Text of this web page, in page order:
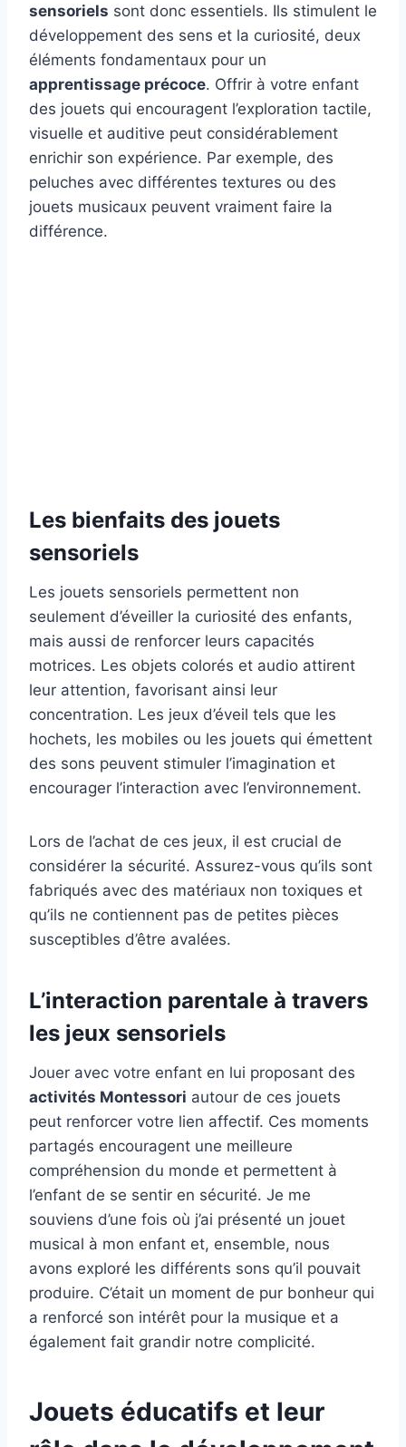
sensoriels sont donc essentiels. Ils stimulent le
développement des sens et la curiosité, deux
éléments fondamentaux pour un
apprentissage précoce. Offrir à votre enfant
des jouets qui encouragent l’exploration tactile,
visuelle et auditive peut considérablement
enrichir son expérience. Par exemple, des
peluches avec différentes textures ou des
jouets musicaux peuvent vraiment faire la
différence.
Les bienfaits des jouets
sensoriels
Les jouets sensoriels permettent non
seulement d’éveiller la curiosité des enfants,
mais aussi de renforcer leurs capacités
motrices. Les objets colorés et audio attirent
leur attention, favorisant ainsi leur
concentration. Les jeux d’éveil tels que les
hochets, les mobiles ou les jouets qui émettent
des sons peuvent stimuler l’imagination et
encourager l’interaction avec l’environnement.
Lors de l’achat de ces jeux, il est crucial de
considérer la sécurité. Assurez-vous qu’ils sont
fabriqués avec des matériaux non toxiques et
qu’ils ne contiennent pas de petites pièces
susceptibles d’être avalées.
L’interaction parentale à travers
les jeux sensoriels
Jouer avec votre enfant en lui proposant des
activités Montessori autour de ces jouets
peut renforcer votre lien affectif. Ces moments
partagés encouragent une meilleure
compréhension du monde et permettent à
l’enfant de se sentir en sécurité. Je me
souviens d’une fois où j’ai présenté un jouet
musical à mon enfant et, ensemble, nous
avons exploré les différents sons qu’il pouvait
produire. C’était un moment de pur bonheur qui
a renforcé son intérêt pour la musique et a
également fait grandir notre complicité.
Jouets éducatifs et leur